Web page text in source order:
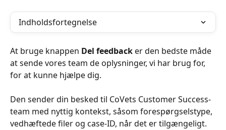
Indholdsfortegnelse
At bruge knappen Del feedback er den bedste måde
at sende vores team de oplysninger, vi har brug for,
for at kunne hjælpe dig.
Den sender din besked til CoVets Customer Success-
team med nyttig kontekst, såsom forespørgselstype,
vedhæftede filer og case-ID, når det er tilgængeligt.